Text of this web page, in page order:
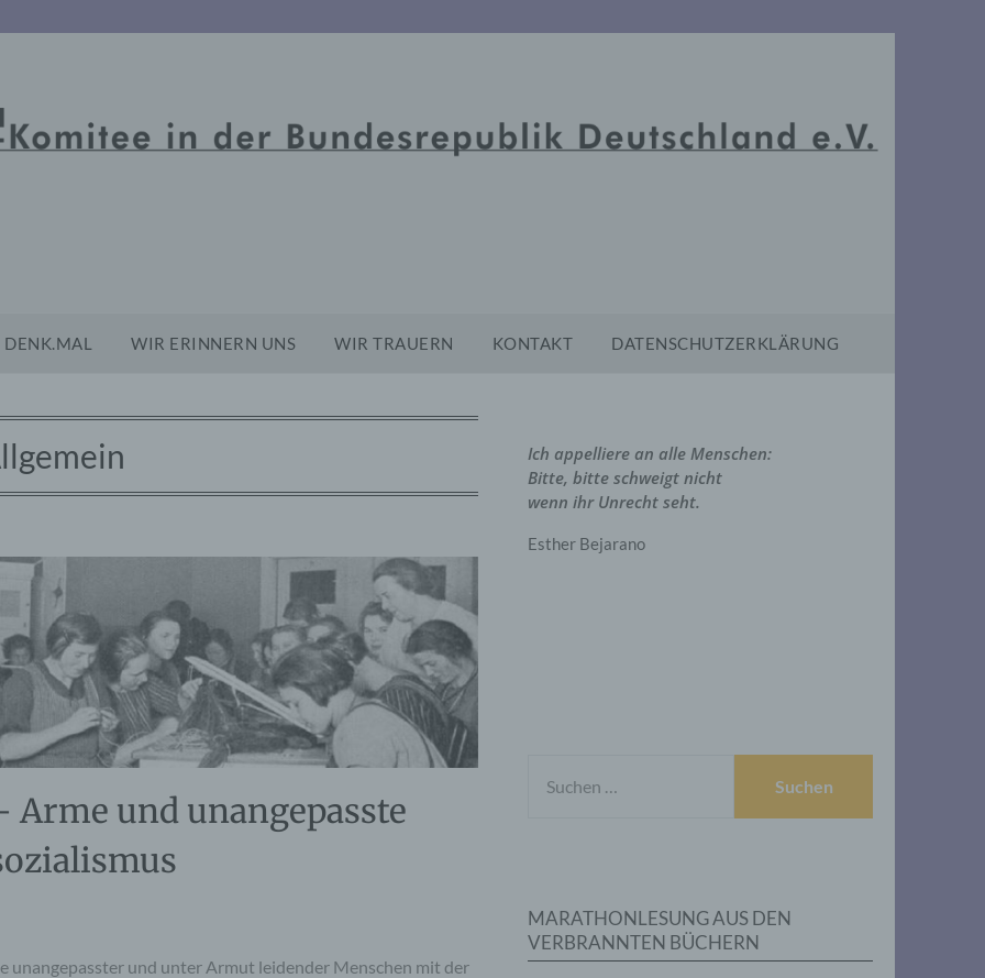
DENK.MAL WIR ERINNERN UNS WIR TRAUERN KONTAKT DATENSCHUTZERKLÄRUNG
Arme und unangepasste
unangepasster und unter Armut leidender Menschen mit der
Ich appelliere an alle Menschen:
Bitte, bitte schweigt nicht
wenn ihr Unrecht seht.
Esther Bejarano
NACH:
MARATHONLESUNG AUS DEN
VERBRANNTEN BÜCHERN